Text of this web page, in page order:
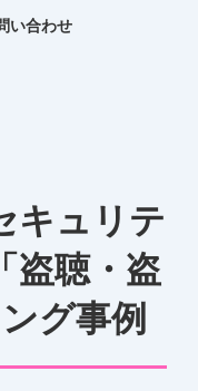
い合わせ
キュリテ
盗聴・盗
グ事例